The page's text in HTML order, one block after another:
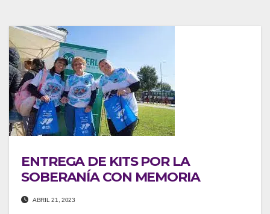
ENTREGA DE KITS POR LA
SOBERANÍA CON MEMORIA
ABRIL 21, 2023